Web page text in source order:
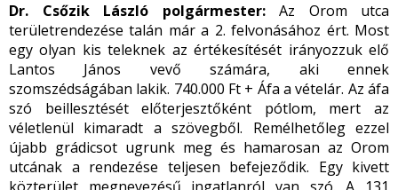
Dr. Csőzik László polgármester: Az Orom utca
területrendezése talán már a 2. felvonásához ért. Most
egy olyan kis teleknek az értékesítését irányozzuk elő
Lantos János vevő számára, aki ennek
szomszédságában lakik. 740.000 Ft + Áfa a vételár. Az áfa
szó beillesztését előterjesztőként pótlom, mert az
véletlenül kimaradt a szövegből. Remélhetőleg ezzel
újabb grádicsot ugrunk meg és hamarosan az Orom
utcának a rendezése teljesen befejeződik. Egy kivett